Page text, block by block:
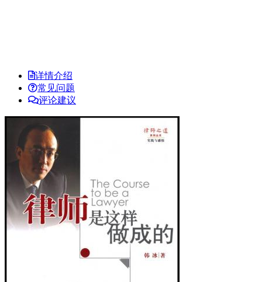
详情介绍
常见问题
评论建议